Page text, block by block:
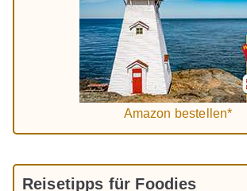
Amazon bestellen*
Reisetipps für Foodies